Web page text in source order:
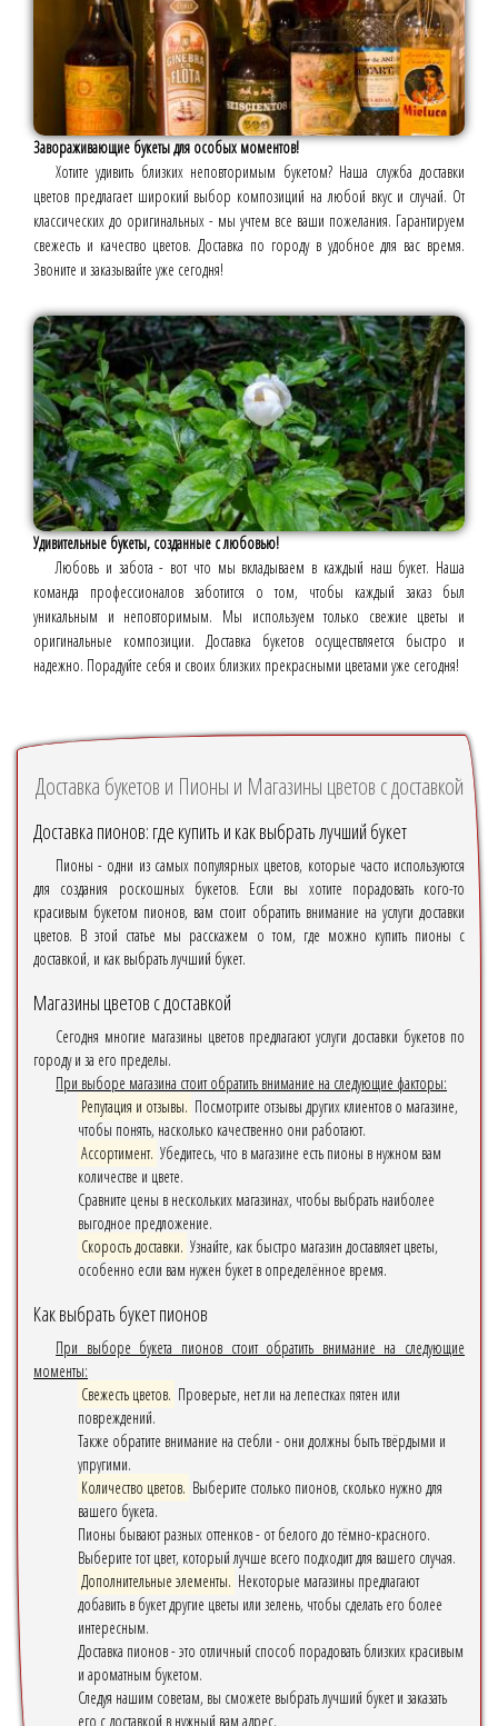
Завораживающие букеты для особых моментов!
Хотите удивить близких неповторимым букетом? Наша служба доставки
цветов предлагает широкий выбор композиций на любой вкус и случай. От
классических до оригинальных - мы учтем все ваши пожелания. Гарантируем
свежесть и качество цветов. Доставка по городу в удобное для вас время.
Звоните и заказывайте уже сегодня!
Удивительные букеты, созданные с любовью!
Любовь и забота - вот что мы вкладываем в каждый наш букет. Наша
команда профессионалов заботится о том, чтобы каждый заказ был
уникальным и неповторимым. Мы используем только свежие цветы и
оригинальные композиции. Доставка букетов осуществляется быстро и
надежно. Порадуйте себя и своих близких прекрасными цветами уже сегодня!
Доставка букетов и Пионы и Магазины цветов с доставкой
Доставка пионов: где купить и как выбрать лучший букет
Пионы - одни из самых популярных цветов, которые часто используются
для создания роскошных букетов. Если вы хотите порадовать кого-то
красивым букетом пионов, вам стоит обратить внимание на услуги доставки
цветов. В этой статье мы расскажем о том, где можно купить пионы с
доставкой, и как выбрать лучший букет.
Магазины цветов с доставкой
Сегодня многие магазины цветов предлагают услуги доставки букетов по
городу и за его пределы.
При выборе магазина стоит обратить внимание на следующие факторы:
Репутация и отзывы. Посмотрите отзывы других клиентов о магазине,
чтобы понять, насколько качественно они работают.
Ассортимент. Убедитесь, что в магазине есть пионы в нужном вам
количестве и цвете.
Сравните цены в нескольких магазинах, чтобы выбрать наиболее
выгодное предложение.
Скорость доставки. Узнайте, как быстро магазин доставляет цветы,
особенно если вам нужен букет в определённое время.
Как выбрать букет пионов
При выборе букета пионов стоит обратить внимание на следующие
моменты:
Свежесть цветов. Проверьте, нет ли на лепестках пятен или
повреждений.
Также обратите внимание на стебли - они должны быть твёрдыми и
упругими.
Количество цветов. Выберите столько пионов, сколько нужно для
вашего букета.
Пионы бывают разных оттенков - от белого до тёмно-красного.
Выберите тот цвет, который лучше всего подходит для вашего случая.
Дополнительные элементы. Некоторые магазины предлагают
добавить в букет другие цветы или зелень, чтобы сделать его более
интересным.
Доставка пионов - это отличный способ порадовать близких красивым
и ароматным букетом.
Следуя нашим советам, вы сможете выбрать лучший букет и заказать
его с доставкой в нужный вам адрес.